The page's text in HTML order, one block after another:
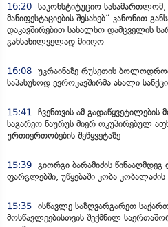
16:20 საკონსტიტუციო სასამართლომ,
მანიფესტაციების შესახებ“ კანონით
დაკავშირებით სახალხო დამცველის
განსახილველად მიიღო
16:08 უკრაინაზე რუსეთის
საპასუხოდ ევროკავშირმა ახალი
15:41
ჩვენთვის ამ გადაწყვეტილების
საგარეო ნაურუს მიერ ოკუპირებულ
ურთიერთობების შეწყვეტაზე
15:39 გიორგი ბარამიძის წინააღმდეგ
ფარგლებში, უწყებაში კობა კობალაძის
15:35 ისწავლე საზღვარგარეთ
მოსწავლეებისთვის შექმნილ